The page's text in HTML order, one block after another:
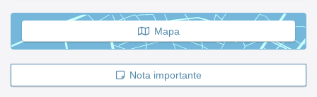
Mapa
Nota importante